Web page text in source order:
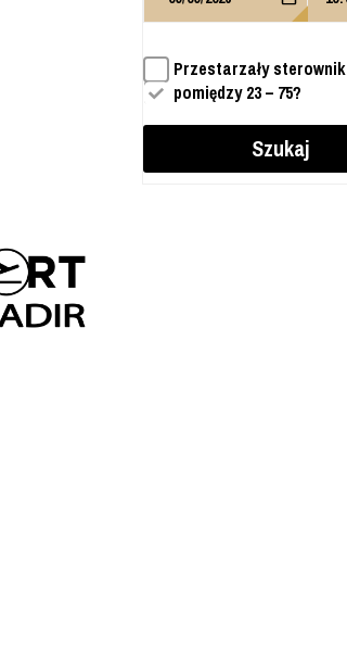
Przestarzały sterownik
pomiędzy 23 – 75?